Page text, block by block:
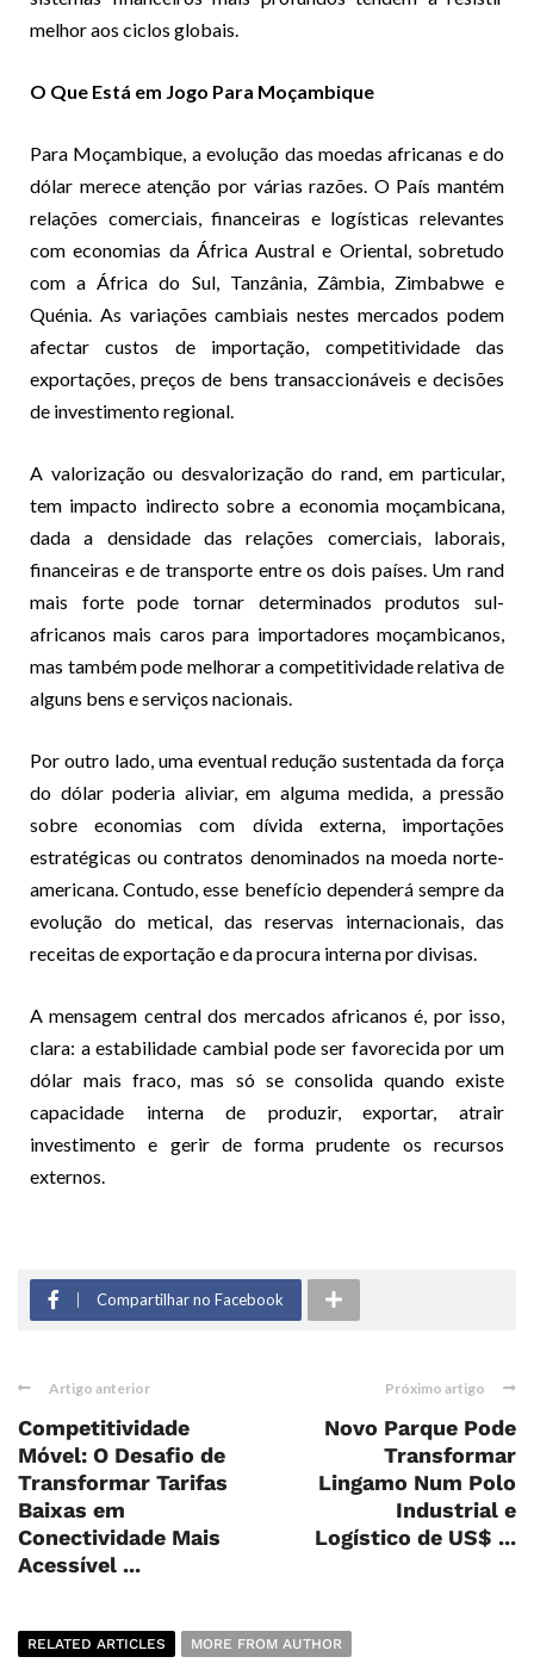
melhor aos ciclos globais.
O Que Está em Jogo Para Moçambique
Para Moçambique, a evolução das moedas africanas e do
dólar merece atenção por várias razões. O País mantém
relações comerciais, financeiras e logísticas relevantes
com economias da África Austral e Oriental, sobretudo
com a África do Sul, Tanzânia, Zâmbia, Zimbabwe e
Quénia. As variações cambiais nestes mercados podem
afectar custos de importação, competitividade das
exportações, preços de bens transaccionáveis e decisões
de investimento regional.
A valorização ou desvalorização do rand, em particular,
tem impacto indirecto sobre a economia moçambicana,
dada a densidade das relações comerciais, laborais,
financeiras e de transporte entre os dois países. Um rand
mais forte pode tornar determinados produtos sul-
africanos mais caros para importadores moçambicanos,
mas também pode melhorar a competitividade relativa de
alguns bens e serviços nacionais.
Por outro lado, uma eventual redução sustentada da força
do dólar poderia aliviar, em alguma medida, a pressão
sobre economias com dívida externa, importações
estratégicas ou contratos denominados na moeda norte-
americana. Contudo, esse benefício dependerá sempre da
evolução do metical, das reservas internacionais, das
receitas de exportação e da procura interna por divisas.
A mensagem central dos mercados africanos é, por isso,
clara: a estabilidade cambial pode ser favorecida por um
dólar mais fraco, mas só se consolida quando existe
capacidade interna de produzir, exportar, atrair
investimento e gerir de forma prudente os recursos
externos.
Compartilhar no Facebook
Artigo anterior
Competitividade
Móvel: O Desafio de
Transformar Tarifas
Baixas em
Conectividade Mais
Acessível ...
Próximo artigo
Novo Parque Pode
Transformar
Lingamo Num Polo
Industrial e
Logístico de US$ ...
RELATED ARTICLES MORE FROM AUTHOR